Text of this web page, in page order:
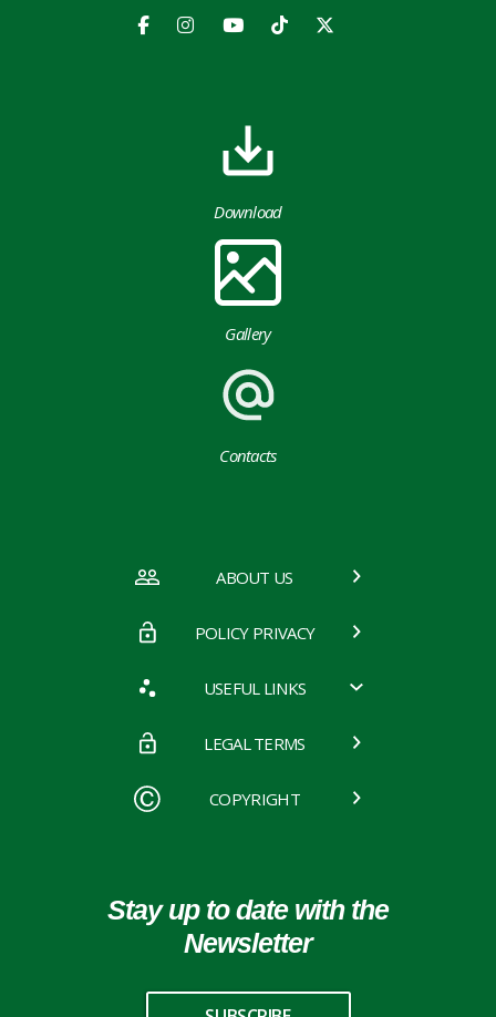
Download
Gallery
Contacts
ABOUT US
POLICY PRIVACY
USEFUL LINKS
LEGAL TERMS
COPYRIGHT
Stay up to date with the
Newsletter